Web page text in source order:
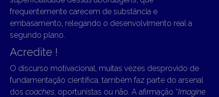
frequentemente carecem de substância e
embasamento, relegando o desenvolvimento real a
segundo plano.
Acredite !
O discurso motivacional, muitas vezes desprovido de
fundamentação científica, também faz parte do arsenal
dos coaches , oportunistas ou não. A afirmação “Imagine